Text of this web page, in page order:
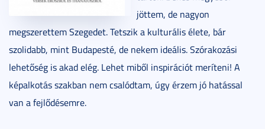
jöttem, de nagyon
megszerettem Szegedet. Tetszik a kulturális élete, bár
szolidabb, mint Budapesté, de nekem ideális. Szórakozási
lehetőség is akad elég. Lehet miből inspirációt meríteni! A
képalkotás szakban nem csalódtam, úgy érzem jó hatással
van a fejlődésemre.